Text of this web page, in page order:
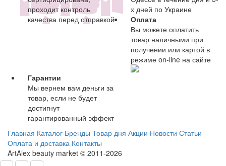
проходит контроль
качества перед отправкой
х дней по Украине
Оплата
Вы можете оплатить
товар наличными при
получении или картой в
режиме on-line на сайте
Гарантии
Мы вернем вам деньги за
товар, если не будет
достигнут
гарантированный эффект
Главная Каталог Бренды Товар дня Акции Новости Статьи
Оплата и доставка Контакты
ArtAlex beauty market © 2011-2026